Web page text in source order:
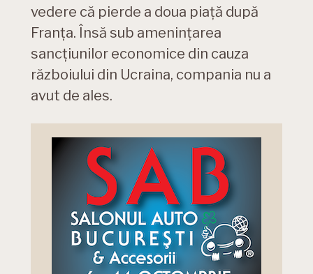
vedere că pierde a doua piață după
Franța. Însă sub amenințarea
sancțiunilor economice din cauza
războiului din Ucraina, compania nu a
avut de ales.